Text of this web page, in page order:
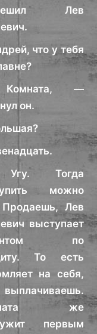
Лев
что у тебя
—
он.
Тогда
можно
Продаешь, Лев
выступает
по
То есть
на себя,
же
первым